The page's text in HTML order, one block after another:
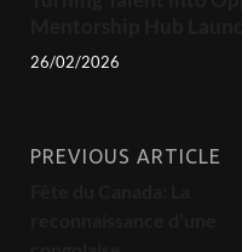
26/02/2026
PREVIOUS ARTICLE